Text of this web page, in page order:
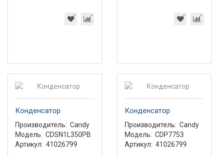
Конденсатор
Производитель: Candy
Модель: CDSN1L350PB
Артикул: 41026799
Конденсатор
Производитель: Candy
Модель: CDP7753
Артикул: 41026799